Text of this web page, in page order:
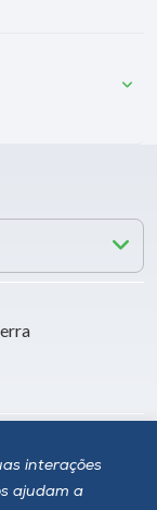
interações
ajudam a